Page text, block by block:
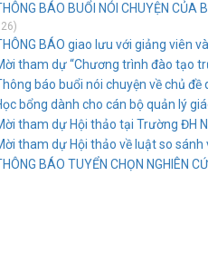
BÁO BUỔI NÓI CHUYỆN CỦA
BÁO giao lưu với giảng viên
tham dự “Chương trình đào tạo
báo buổi nói chuyện về chủ
bổng dành cho cán bộ quản lý
tham dự Hội thảo tại Trường ĐH
tham dự Hội thảo về luật so
BÁO TUYỂN CHỌN NGHIÊN